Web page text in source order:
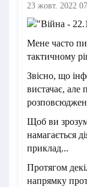
23 жовт. 2022
Мене часто
тактичному
Звісно, що
вистачає, але
Щоб ви
намагається
приклад...
Протягом
напрямку